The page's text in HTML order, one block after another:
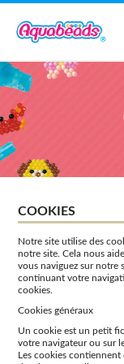
Vidéos
Pour les
COOKIES
Notre site utilise des
notre site. Cela nous
vous naviguez sur notre
continuant votre
cookies.
Cookies généraux
Un cookie est un petit
votre navigateur ou sur
Les cookies